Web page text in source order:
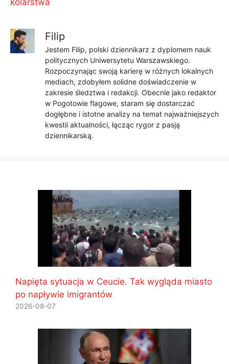
kolarstwa
Filip
Jestem Filip, polski dziennikarz z dyplomem nauk
politycznych Uniwersytetu Warszawskiego.
Rozpoczynając swoją karierę w różnych lokalnych
mediach, zdobyłem solidne doświadczenie w
zakresie śledztwa i redakcji. Obecnie jako redaktor
w Pogotowie flagowe, staram się dostarczać
dogłębne i istotne analizy na temat najważniejszych
kwestii aktualności, łącząc rygor z pasją
dziennikarską.
Napięta sytuacja w Ceucie. Tak wygląda miasto
po napływie imigrantów
2026-08-07